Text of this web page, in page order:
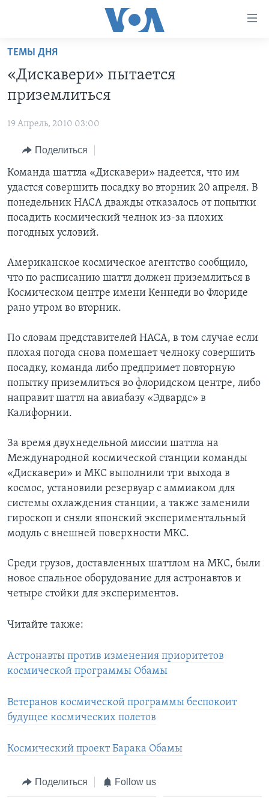
Перейти
основной
контент
Перейти
навигации
Перейти
поиск
ПРОГРАММЫ
НОВОСТИ ЗА МИНУТУ
ИТОГИ
ПОЧЕМУ ЭТО ВАЖНО?
ДИСКУССИЯ VOA
ДЕТАЛИ
НЬЮ-ЙОРК NEW YORK
АМЕРИКА. БОЛЬШОЕ ПУТЕШЕСТВИЕ
ПРОЕКТЫ
УЧИМ АНГЛИЙСКИЙ
НАША АМЕРИКАНСКАЯ ИСТОРИЯ
А КАК В АМЕРИКЕ?
АРТЕФАКТЫ
АМЕРИКАНСКИЕ ГОРОДКИ
ТЕСТЫ
ЭКСПЕРТИЗА
ИНТЕРВЬЮ
ФАКТЫ ПРОТИВ ФЕЙКОВ
ЗА СВОБОДУ ПРЕССЫ
УЧИМ АНГЛИЙСКИЙ
ВИДЕО
ПОДПИСКА НА НОВОСТИ
Learning English
Языки
ТЕМЫ ДНЯ
«Дискавери» пытается
приземлиться
19 Апрель, 2010 03:00
Поделиться
Команда шаттла «Дискавери» надеется, что им
удастся совершить посадку во вторник 20 апреля. В
понедельник НАСА дважды отказалось от попытки
посадить космический челнок из-за плохих
погодных условий.
Американское космическое агентство сообщило,
что по расписанию шаттл должен приземлиться в
Космическом центре имени Кеннеди во Флориде
рано утром во вторник.
По словам представителей НАСА, в том случае если
плохая погода снова помешает челноку совершить
посадку, команда либо предпримет повторную
попытку приземлиться во флоридском центре, либо
направит шаттл на авиабазу «Эдвардс» в
Калифорнии.
За время двухнедельной миссии шаттла на
Международной космической станции команды
«Дискавери» и МКС выполнили три выхода в
космос, установили резервуар с аммиаком для
системы охлаждения станции, а также заменили
гироскоп и сняли японский экспериментальный
модуль с внешней поверхности МКС.
Среди грузов, доставленных шаттлом на МКС, были
новое спальное оборудование для астронавтов и
четыре стойки для экспериментов.
Читайте также:
Астронавты против изменения приоритетов
космической программы Обамы
Ветеранов космической программы беспокоит
будущее космических полетов
Космический проект Барака Обамы
Поделиться Follow us